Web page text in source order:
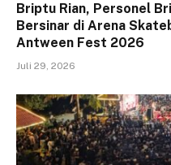
Briptu Rian, Personel
Bersinar di Arena
Antween Fest 2026
Juli 29, 2026